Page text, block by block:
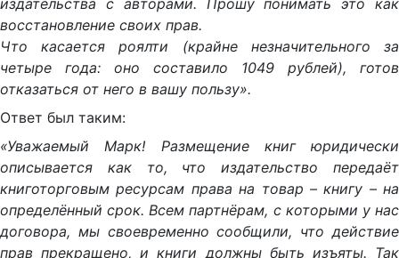
издательства с авторами. Прошу понимать это как
восстановление своих прав.
Что касается роялти (крайне незначительного за
четыре года: оно составило 1049 рублей), готов
отказаться от него в вашу пользу».
Ответ был таким:
«Уважаемый Марк! Размещение книг юридически
описывается как то, что издательство передаёт
книготорговым ресурсам права на товар – книгу – на
определённый срок. Всем партнёрам, с которыми у нас
договора, мы своевременно сообщили, что действие
прав прекращено, и книги должны быть изъяты. Так